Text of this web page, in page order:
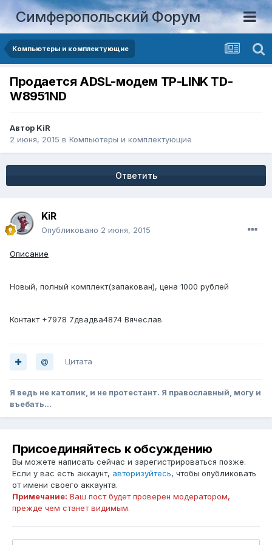
Симферопольский Форум
Компьютеры и комплектующие
Продается ADSL-модем TP-LINK TD-
W8951ND
Автор KiR
2 июня, 2015 в Компьютеры и комплектующие
Ответить
KiR
Опубликовано 2 июня, 2015
Описание
Новый, полный комплект(запакован), цена 1000 рублей
Контакт +7978 7двадва4874 Вячеслав
Цитата
Я ведь не католик, и не протестант. Я православный, могу и
въебать...
Присоединяйтесь к обсуждению
Вы можете написать сейчас и зарегистрироваться позже.
Если у вас есть аккаунт, авторизуйтесь, чтобы опубликовать
от имени своего аккаунта.
Примечание: Ваш пост будет проверен модератором,
прежде чем станет видимым.